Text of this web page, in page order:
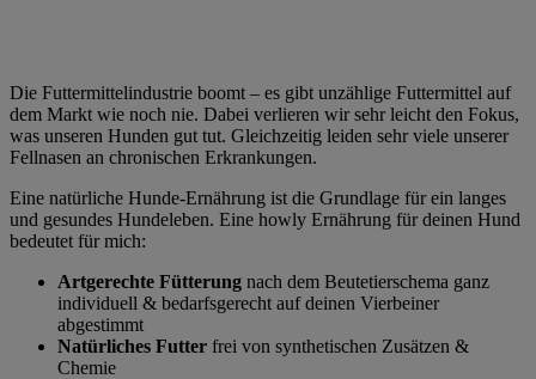
Die Futtermittelindustrie boomt – es gibt unzählige Futtermittel auf
dem Markt wie noch nie. Dabei verlieren wir sehr leicht den Fokus,
was unseren Hunden gut tut. Gleichzeitig leiden sehr viele unserer
Fellnasen an chronischen Erkrankungen.
Eine natürliche Hunde-Ernährung ist die Grundlage für ein langes
und gesundes Hundeleben. Eine howly Ernährung für deinen Hund
bedeutet für mich:
Artgerechte Fütterung nach dem Beutetierschema ganz
individuell & bedarfsgerecht auf deinen Vierbeiner
abgestimmt
Natürliches Futter frei von synthetischen Zusätzen &
Chemie